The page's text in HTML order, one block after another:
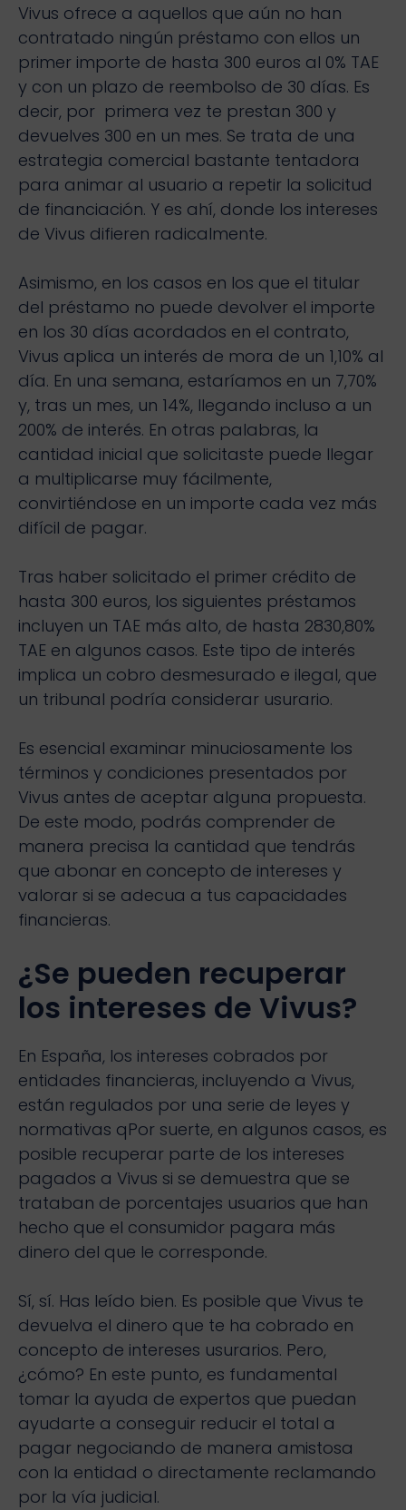
Vivus ofrece a aquellos que aún no han
contratado ningún préstamo con ellos un
primer importe de hasta 300 euros al 0% TAE
y con un plazo de reembolso de 30 días. Es
decir, por primera vez te prestan 300 y
devuelves 300 en un mes. Se trata de una
estrategia comercial bastante tentadora
para animar al usuario a repetir la solicitud
de financiación. Y es ahí, donde los intereses
de Vivus difieren radicalmente.
Asimismo, en los casos en los que el titular
del préstamo no puede devolver el importe
en los 30 días acordados en el contrato,
Vivus aplica un interés de mora de un 1,10% al
día. En una semana, estaríamos en un 7,70%
y, tras un mes, un 14%, llegando incluso a un
200% de interés. En otras palabras, la
cantidad inicial que solicitaste puede llegar
a multiplicarse muy fácilmente,
convirtiéndose en un importe cada vez más
difícil de pagar.
Tras haber solicitado el primer crédito de
hasta 300 euros, los siguientes préstamos
incluyen un TAE más alto, de hasta 2830,80%
TAE en algunos casos. Este tipo de interés
implica un cobro desmesurado e ilegal, que
un tribunal podría considerar usurario.
Es esencial examinar minuciosamente los
términos y condiciones presentados por
Vivus antes de aceptar alguna propuesta.
De este modo, podrás comprender de
manera precisa la cantidad que tendrás
que abonar en concepto de intereses y
valorar si se adecua a tus capacidades
financieras.
¿Se pueden recuperar
los intereses de Vivus?
En España, los intereses cobrados por
entidades financieras, incluyendo a Vivus,
están regulados por una serie de leyes y
normativas qPor suerte, en algunos casos, es
posible recuperar parte de los intereses
pagados a Vivus si se demuestra que se
trataban de porcentajes usuarios que han
hecho que el consumidor pagara más
dinero del que le corresponde.
Sí, sí. Has leído bien. Es posible que Vivus te
devuelva el dinero que te ha cobrado en
concepto de intereses usurarios. Pero,
¿cómo? En este punto, es fundamental
tomar la ayuda de expertos que puedan
ayudarte a conseguir reducir el total a
pagar negociando de manera amistosa
con la entidad o directamente reclamando
por la vía judicial.